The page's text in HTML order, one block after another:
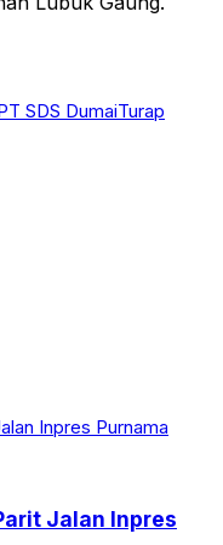
SDS DumaiTurap
Jalan Inpres